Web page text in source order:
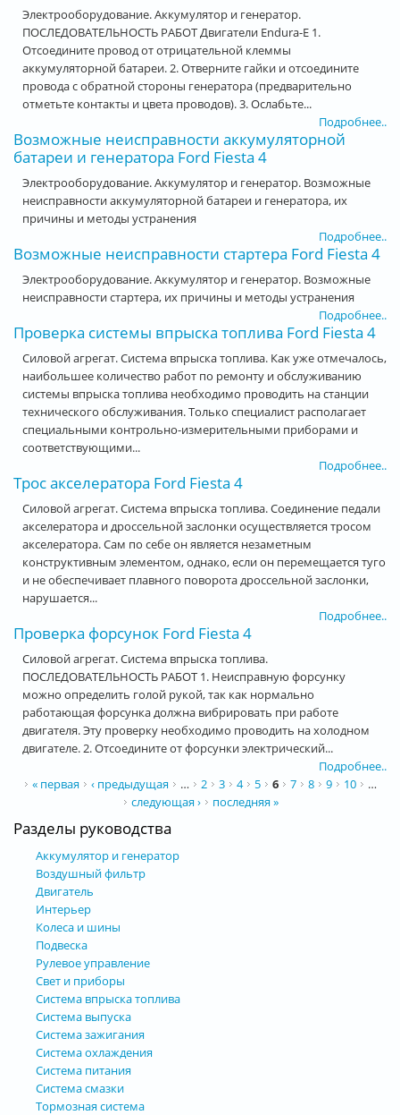
Электрооборудование. Аккумулятор и генератор.
ПОСЛЕДОВАТЕЛЬНОСТЬ РАБОТ Двигатели Endura-E 1.
Отсоедините провод от отрицательной клеммы
аккумуляторной батареи. 2. Отверните гайки и отсоедините
провода с обратной стороны генератора (предварительно
отметьте контакты и цвета проводов). 3. Ослабьте...
Подробнее..
Возможные неисправности аккумуляторной
батареи и генератора Ford Fiesta 4
Электрооборудование. Аккумулятор и генератор. Возможные
неисправности аккумуляторной батареи и генератора, их
причины и методы устранения
Подробнее..
Возможные неисправности стартера Ford Fiesta 4
Электрооборудование. Аккумулятор и генератор. Возможные
неисправности стартера, их причины и методы устранения
Подробнее..
Проверка системы впрыска топлива Ford Fiesta 4
Силовой агрегат. Система впрыска топлива. Как уже отмечалось,
наибольшее количество работ по ремонту и обслуживанию
системы впрыска топлива необходимо проводить на станции
технического обслуживания. Только специалист располагает
специальными контрольно-измерительными приборами и
соответствующими...
Подробнее..
Трос акселератора Ford Fiesta 4
Силовой агрегат. Система впрыска топлива. Соединение педали
акселератора и дроссельной заслонки осуществляется тросом
акселератора. Сам по себе он является незаметным
конструктивным элементом, однако, если он перемещается туго
и не обеспечивает плавного поворота дроссельной заслонки,
нарушается...
Подробнее..
Проверка форсунок Ford Fiesta 4
Силовой агрегат. Система впрыска топлива.
ПОСЛЕДОВАТЕЛЬНОСТЬ РАБОТ 1. Неисправную форсунку
можно определить голой рукой, так как нормально
работающая форсунка должна вибрировать при работе
двигателя. Эту проверку необходимо проводить на холодном
двигателе. 2. Отсоедините от форсунки электрический...
Подробнее..
Страницы
« первая ‹ предыдущая … 2 3 4 5 6 7 8 9 10
…
следующая ›
последняя »
Разделы руководства
Аккумулятор и генератор
Воздушный фильтр
Двигатель
Интерьер
Колеса и шины
Подвеска
Рулевое управление
Свет и приборы
Система впрыска топлива
Система выпуска
Система зажигания
Система охлаждения
Система питания
Система смазки
Тормозная система